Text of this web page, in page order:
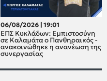
06/08/2026 | 19:01
ΕΠΣ Κυκλάδων: Εμπιστοσύνη
σε Καλαμάτα ο Πανθηραικός -
ανακοινώθηκε η ανανέωση της
συνεργασίας